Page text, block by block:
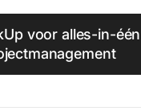
voor alles-in-